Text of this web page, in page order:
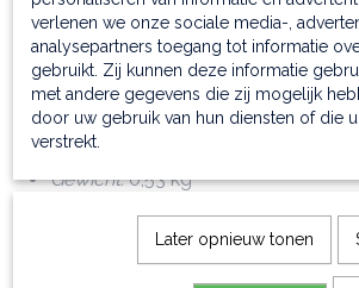
Afmetingen:25.50 x 20.50 x 15.00
Schouderriem:verstelbaar en
Indeling: 1 hoofdcompartiment, 1
open vakken
Sluiting:magnetische
Hardware:
Gewicht:0,53 kg
Lengte schouderriem:minimaal 92
verlenen we onze sociale media-,
analysepartners toegang tot informatie
gebruikt. Zij kunnen deze informatie
met andere gegevens die zij mogelijk
door uw gebruik van hun diensten of die
verstrekt.
Later opnieuw tonen